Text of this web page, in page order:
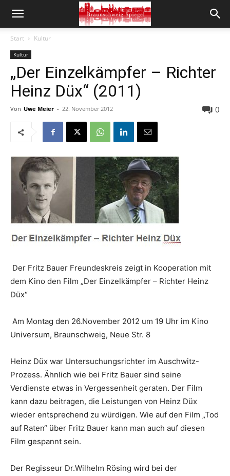
Start Kultur
Kultur
„Der Einzelkämpfer – Richter
Heinz Düx“ (2011)
Von Uwe Meier - 22. November 2012 0
Der Fritz Bauer Freundeskreis zeigt in Kooperation mit
dem Kino den Film „Der Einzelkämpfer – Richter Heinz
Düx“
Am Montag den 26.November 2012 um 19 Uhr im Kino
Universum, Braunschweig, Neue Str. 8
Heinz Düx war Untersuchungsrichter im Auschwitz-
Prozess. Ähnlich wie bei Fritz Bauer sind seine
Verdienste etwas in Vergessenheit geraten. Der Film
kann dazu beitragen, die Leistungen von Heinz Düx
wieder entsprechend zu würdigen. Wie auf den Film „Tod
auf Raten“ über Fritz Bauer kann man auch auf diesen
Film gespannt sein.
Der Regisseur Dr.Wilhelm Rösing wird bei der